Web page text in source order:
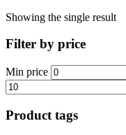
Showing the single result
Filter by price
Min price
Product tags